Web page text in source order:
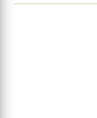
Передняя